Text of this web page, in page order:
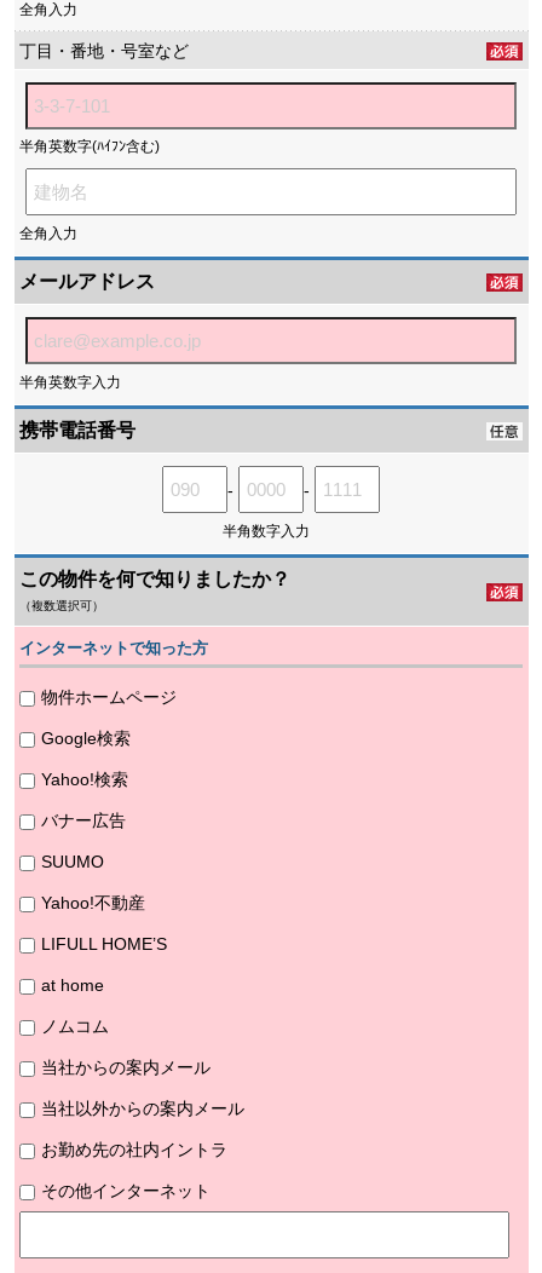
全角入力
丁目・番地・号室など
半角英数字(ﾊｲﾌﾝ含む)
全角入力
メールアドレス
半角英数字入力
携帯電話番号
- -
半角数字入力
この物件を何で知りましたか？
（複数選択可）
インターネットで知った方
物件ホームページ
Google検索
Yahoo!検索
バナー広告
SUUMO
Yahoo!不動産
LIFULL HOME’S
at home
ノムコム
当社からの案内メール
当社以外からの案内メール
お勤め先の社内イントラ
その他インターネット